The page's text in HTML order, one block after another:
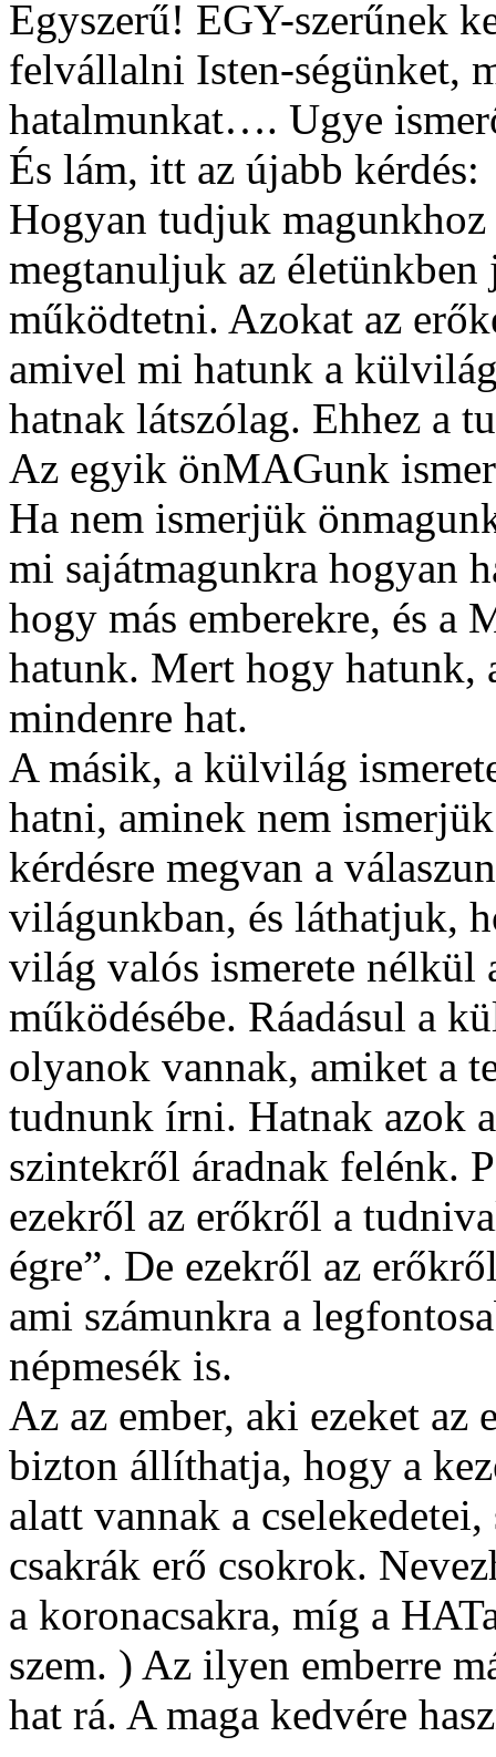
Egyszerű! EGY-szerűnek
felvállalni Isten-ségünket,
hatalmunkat…. Ugye
És lám, itt az újabb kérdés:
Hogyan tudjuk
megtanuljuk az életünkben
működtetni. Azokat az
amivel mi hatunk a
hatnak látszólag. Ehhez a
Az egyik önMAGunk
Ha nem ismerjük
mi sajátmagunkra hogyan
hogy más emberekre, és
hatunk. Mert hogy hatunk,
mindenre hat.
A másik, a külvilág
hatni, aminek nem
kérdésre megvan a
világunkban, és láthatjuk,
világ valós ismerete nélkül
működésébe. Ráadásul a
olyanok vannak, amiket a
tudnunk írni. Hatnak azok
szintekről áradnak felénk.
ezekről az erőkről a
égre”. De ezekről az
ami számunkra a
népmesék is.
Az az ember, aki ezeket
bizton állíthatja, hogy a
alatt vannak a
csakrák erő csokrok.
a koronacsakra, míg a
szem. ) Az ilyen emberre
hat rá. A maga kedvére